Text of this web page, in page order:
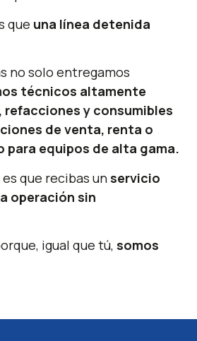
que una línea detenida
no solo entregamos
técnicos altamente
y consumibles
de venta, renta o
para equipos de alta gama.
que recibas un servicio
operación sin
igual que tú, somos